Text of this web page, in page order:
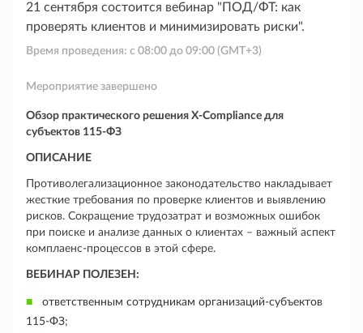
21 сентября состоится вебинар "ПОД/ФТ: как
проверять клиентов и минимизировать риски".
Время проведения: с 08:00 до 09:00 (GMT+3)
Мероприятие завершено
Обзор практического решения X-Compliance для
субъектов 115-ФЗ
ОПИСАНИЕ
Противолегализационное законодательство накладывает
жесткие требования по проверке клиентов и выявлению
рисков. Сокращение трудозатрат и возможных ошибок
при поиске и анализе данных о клиентах – важный аспект
комплаенс-процессов в этой сфере.
ВЕБИНАР ПОЛЕЗЕН:
ответственным сотрудникам организаций-субъектов
115-ФЗ;